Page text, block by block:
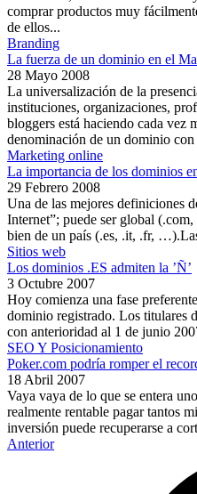
comprar productos muy
de ellos...
Branding
La fuerza de un dominio en el
28 Mayo 2008
La universalización de la
instituciones, organizaciones,
bloggers está haciendo cada vez
denominación de un dominio con
Marketing online
La importancia de los dominios
29 Febrero 2008
Una de las mejores definiciones
Internet”; puede ser global
bien de un país (.es, .it, .fr,
Sitios web
Los dominios .ES admiten la ’Ñ’
3 Octubre 2007
Hoy comienza una fase
dominio registrado. Los titulares
con anterioridad al 1 de junio
SEO Y Posicionamiento
Poker.com podría romper el
18 Abril 2007
Vaya vaya de lo que se entera
realmente rentable pagar tantos
inversión puede recuperarse a
Anterior